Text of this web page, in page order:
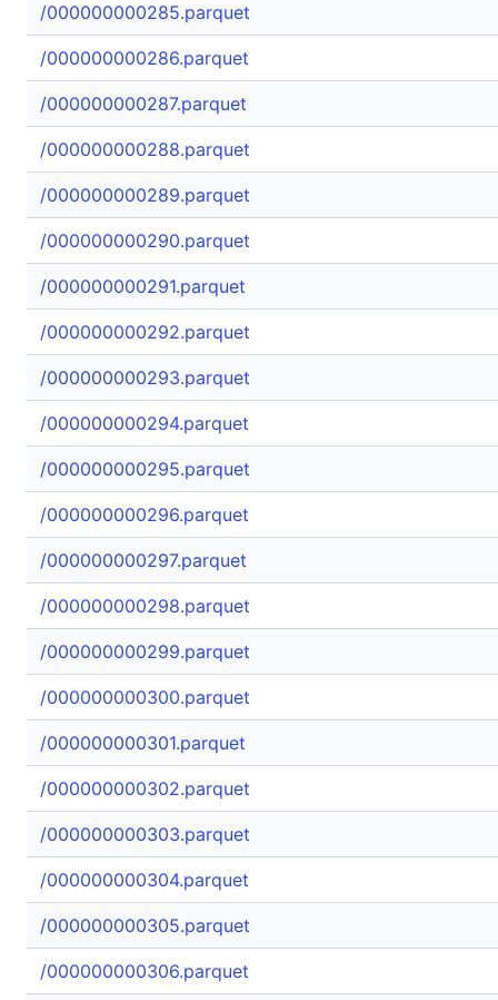
/000000000285.parquet
/000000000286.parquet
/000000000287.parquet
/000000000288.parquet
/000000000289.parquet
/000000000290.parquet
/000000000291.parquet
/000000000292.parquet
/000000000293.parquet
/000000000294.parquet
/000000000295.parquet
/000000000296.parquet
/000000000297.parquet
/000000000298.parquet
/000000000299.parquet
/000000000300.parquet
/000000000301.parquet
/000000000302.parquet
/000000000303.parquet
/000000000304.parquet
/000000000305.parquet
/000000000306.parquet